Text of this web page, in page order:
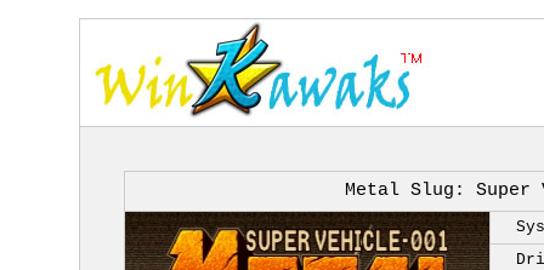
Metal Slug: Super